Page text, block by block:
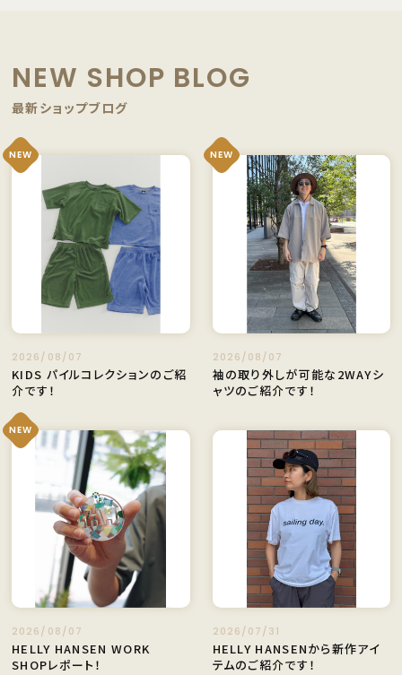
NEW SHOP BLOG
最新ショップブログ
NEW
2026/08/07
KIDS パイルコレクションのご紹
介です！
NEW
2026/08/07
袖の取り外しが可能な2WAYシ
ャツのご紹介です！
NEW
2026/08/07
HELLY HANSEN WORK
SHOPレポート！
2026/07/31
HELLY HANSENから新作アイ
テムのご紹介です！